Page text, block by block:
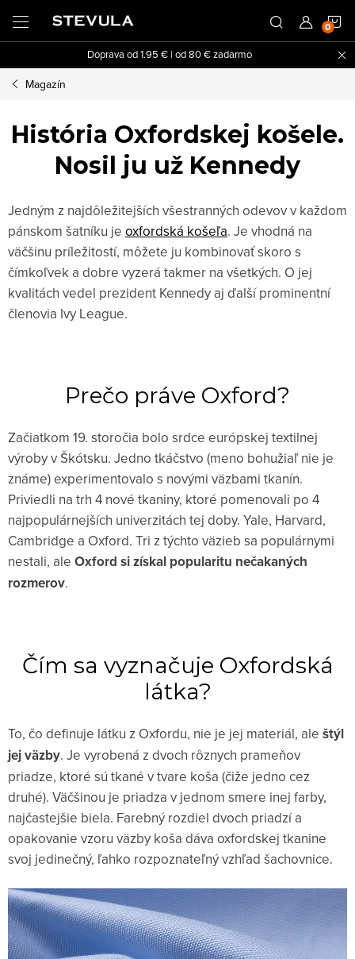
obsah
Doprava od 1.95 € | od 80 € zadarmo
Magazín
História Oxfordskej košele.
Nosil ju už Kennedy
Jedným z najdôležitejších všestranných odevov v každom
pánskom šatníku je oxfordská košeľa. Je vhodná na
väčšinu príležitostí, môžete ju kombinovať skoro s
čímkoľvek a dobre vyzerá takmer na všetkých. O jej
kvalitách vedel prezident Kennedy aj ďalší prominentní
členovia Ivy League.
Prečo práve Oxford?
Začiatkom 19. storočia bolo srdce európskej textilnej
výroby v Škótsku. Jedno tkáčstvo (meno bohužiaľ nie je
známe) experimentovalo s novými väzbami tkanín.
Priviedli na trh 4 nové tkaniny, ktoré pomenovali po 4
najpopulárnejších univerzitách tej doby. Yale, Harvard,
Cambridge a Oxford. Tri z týchto väzieb sa populárnymi
nestali, ale Oxford si získal popularitu nečakaných
rozmerov.
Čím sa vyznačuje Oxfordská
látka?
To, čo definuje látku z Oxfordu, nie je jej materiál, ale štýl
jej väzby. Je vyrobená z dvoch rôznych prameňov
priadze, ktoré sú tkané v tvare koša (čiže jedno cez
druhé). Väčšinou je priadza v jednom smere inej farby,
najčastejšie biela. Farebný rozdiel dvoch priadzí a
opakovanie vzoru väzby koša dáva oxfordskej tkanine
svoj jedinečný, ľahko rozpoznateľný vzhľad šachovnice.